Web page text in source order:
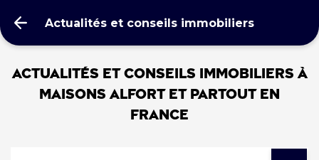
Actualités et conseils immobiliers
Actualités et conseils immobiliers à
MAISONS ALFORT et partout en
France